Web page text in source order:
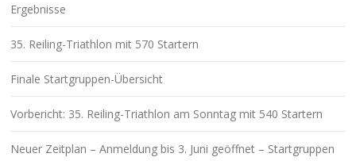
Ergebnisse
35. Reiling-Triathlon mit 570 Startern
Finale Startgruppen-Übersicht
Vorbericht: 35. Reiling-Triathlon am Sonntag mit 540 Startern
Neuer Zeitplan – Anmeldung bis 3. Juni geöffnet – Startgruppen